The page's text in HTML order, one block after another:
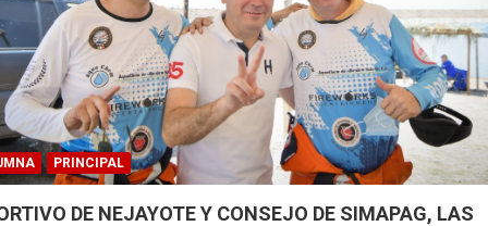
PRINCIPAL
DE NEJAYOTE Y CONSEJO DE SIMAPAG, LAS